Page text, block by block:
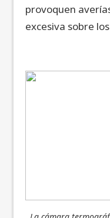
provoquen
excesiva sobre